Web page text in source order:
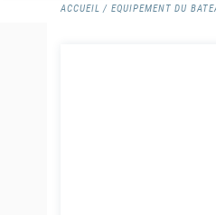
ACCUEIL EQUIPEMENT DU